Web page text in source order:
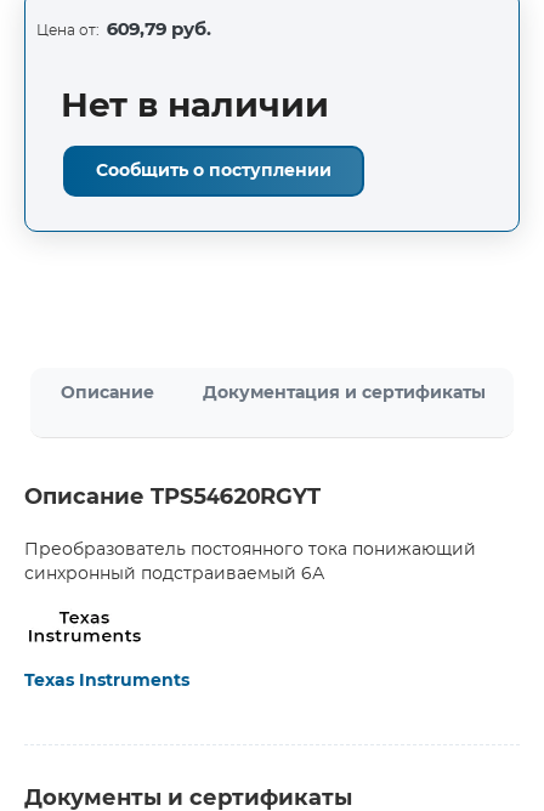
Цена от: 609,79 руб.
Нет в наличии
Сообщить о поступлении
Описание Документация и сертификаты
Описание TPS54620RGYT
Преобразователь постоянного тока понижающий
синхронный подстраиваемый 6А
Texas Instruments
Документы и сертификаты